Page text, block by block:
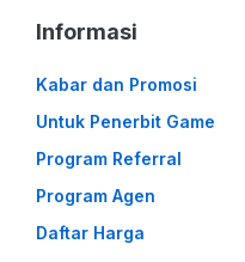
Informasi
Kabar dan Promosi
Untuk Penerbit Game
Program Referral
Program Agen
Daftar Harga